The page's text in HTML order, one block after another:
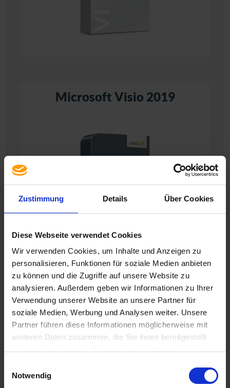
Zustimmung Details Über Cookies
Diese Webseite verwendet Cookies
Wir verwenden Cookies, um Inhalte und Anzeigen zu
personalisieren, Funktionen für soziale Medien anbieten
zu können und die Zugriffe auf unsere Website zu
analysieren. Außerdem geben wir Informationen zu Ihrer
Verwendung unserer Website an unsere Partner für
soziale Medien, Werbung und Analysen weiter. Unsere
Partner führen diese Informationen möglicherweise mit
weiteren Daten zusammen, die Sie ihnen bereitgestellt
Cookies, wenn Sie unsere Webseite weiterhin nutzen.
Notwendig
Microsoft Visio 2019
Microsoft Visio 2016